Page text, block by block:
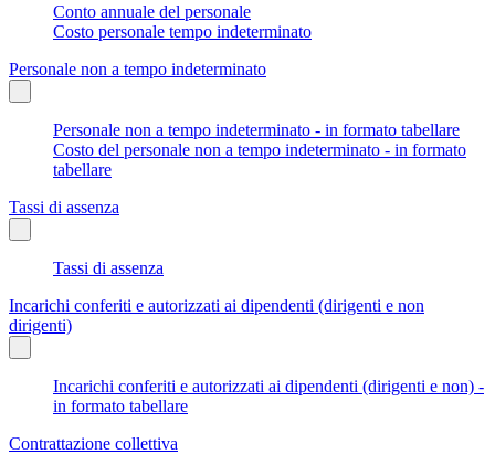
Conto annuale del personale
Costo personale tempo indeterminato
Personale non a tempo indeterminato
Personale non a tempo indeterminato - in formato tabellare
Costo del personale non a tempo indeterminato - in formato
tabellare
Tassi di assenza
Tassi di assenza
Incarichi conferiti e autorizzati ai dipendenti (dirigenti e non
dirigenti)
Incarichi conferiti e autorizzati ai dipendenti (dirigenti e non) -
in formato tabellare
Contrattazione collettiva